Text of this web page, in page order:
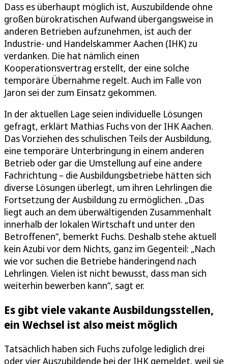
Dass es überhaupt möglich ist, Auszubildende ohne
großen bürokratischen Aufwand übergangsweise in
anderen Betrieben aufzunehmen, ist auch der
Industrie- und Handelskammer Aachen (IHK) zu
verdanken. Die hat nämlich einen
Kooperationsvertrag erstellt, der eine solche
temporäre Übernahme regelt. Auch im Falle von
Jaron sei der zum Einsatz gekommen.
In der aktuellen Lage seien individuelle Lösungen
gefragt, erklärt Mathias Fuchs von der IHK Aachen.
Das Vorziehen des schulischen Teils der Ausbildung,
eine temporäre Unterbringung in einem anderen
Betrieb oder gar die Umstellung auf eine andere
Fachrichtung – die Ausbildungsbetriebe hätten sich
diverse Lösungen überlegt, um ihren Lehrlingen die
Fortsetzung der Ausbildung zu ermöglichen. „Das
liegt auch an dem überwältigenden Zusammenhalt
innerhalb der lokalen Wirtschaft und unter den
Betroffenen“, bemerkt Fuchs. Deshalb stehe aktuell
kein Azubi vor dem Nichts, ganz im Gegenteil: „Nach
wie vor suchen die Betriebe händeringend nach
Lehrlingen. Vielen ist nicht bewusst, dass man sich
weiterhin bewerben kann“, sagt er.
Es gibt viele vakante Ausbildungsstellen,
ein Wechsel ist also meist möglich
Tatsächlich haben sich Fuchs zufolge lediglich drei
oder vier Auszubildende bei der IHK gemeldet, weil sie